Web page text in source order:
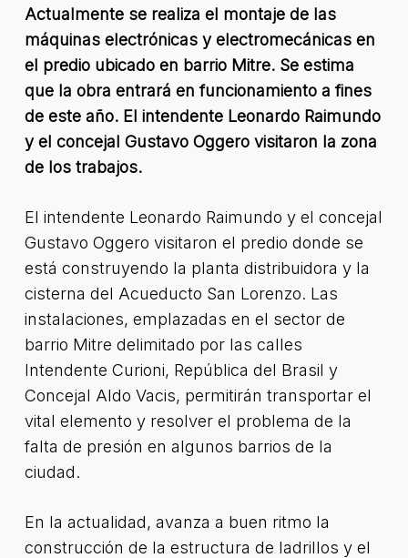
Actualmente se realiza el montaje de las
máquinas electrónicas y electromecánicas en
el predio ubicado en barrio Mitre. Se estima
que la obra entrará en funcionamiento a fines
de este año. El intendente Leonardo Raimundo
y el concejal Gustavo Oggero visitaron la zona
de los trabajos.
El intendente Leonardo Raimundo y el concejal
Gustavo Oggero visitaron el predio donde se
está construyendo la planta distribuidora y la
cisterna del Acueducto San Lorenzo. Las
instalaciones, emplazadas en el sector de
barrio Mitre delimitado por las calles
Intendente Curioni, República del Brasil y
Concejal Aldo Vacis, permitirán transportar el
vital elemento y resolver el problema de la
falta de presión en algunos barrios de la
ciudad.
En la actualidad, avanza a buen ritmo la
construcción de la estructura de ladrillos y el